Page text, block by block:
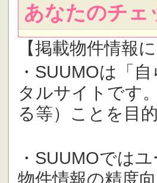
あなたのチェ
【掲載物件情報
・SUUMOは「
タルサイトです
る等）ことを目
・SUUMOでは
物件情報の精度